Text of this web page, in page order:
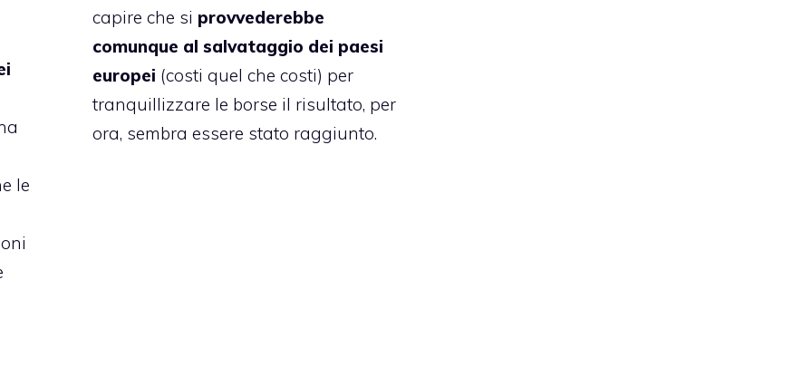
le
capire che si provvederebbe
comunque al salvataggio dei paesi
europei (costi quel che costi) per
tranquillizzare le borse il risultato, per
ora, sembra essere stato raggiunto.